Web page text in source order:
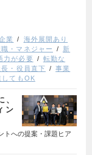
業
海外展開あり
・マネジャー
新
力が必要
転勤な
長・役員直下
事業
してもOK
、
ン
トへの提案・課題ヒア